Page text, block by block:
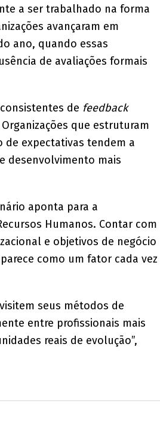
a ser trabalhado na forma
avançaram em
ano, quando essas
de avaliações formais
de feedback
que estruturam
de expectativas tendem a
desenvolvimento mais
aponta para a
Humanos. Contar com
e objetivos de negócio
como um fator cada vez
seus métodos de
entre profissionais mais
reais de evolução”,